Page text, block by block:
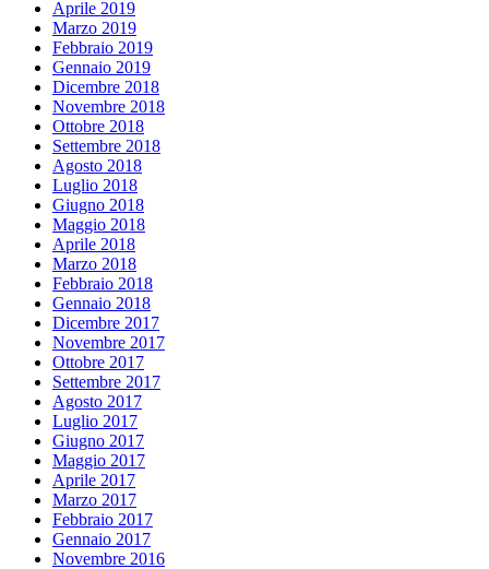
Aprile 2019
Marzo 2019
Febbraio 2019
Gennaio 2019
Dicembre 2018
Novembre 2018
Ottobre 2018
Settembre 2018
Agosto 2018
Luglio 2018
Giugno 2018
Maggio 2018
Aprile 2018
Marzo 2018
Febbraio 2018
Gennaio 2018
Dicembre 2017
Novembre 2017
Ottobre 2017
Settembre 2017
Agosto 2017
Luglio 2017
Giugno 2017
Maggio 2017
Aprile 2017
Marzo 2017
Febbraio 2017
Gennaio 2017
Novembre 2016